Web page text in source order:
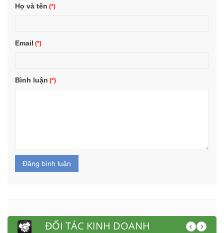
Họ và tên
Email
Bình luận
Đăng bình luận
ĐỐI TÁC KINH DOANH